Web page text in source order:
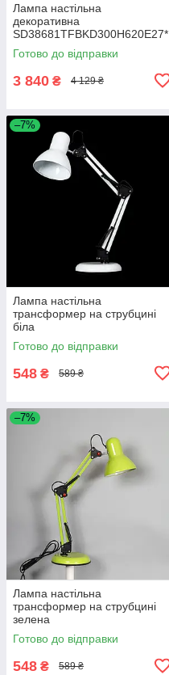
Лампа настільна
декоративна
SD38681TFBKD300H620E27*
1
Готово до відправки
3 840 ₴ 4 129 ₴
–7%
Лампа настільна
трансформер на струбцині
біла
Готово до відправки
548 ₴ 589 ₴
–7%
Лампа настільна
трансформер на струбцині
зелена
Готово до відправки
548 ₴ 589 ₴